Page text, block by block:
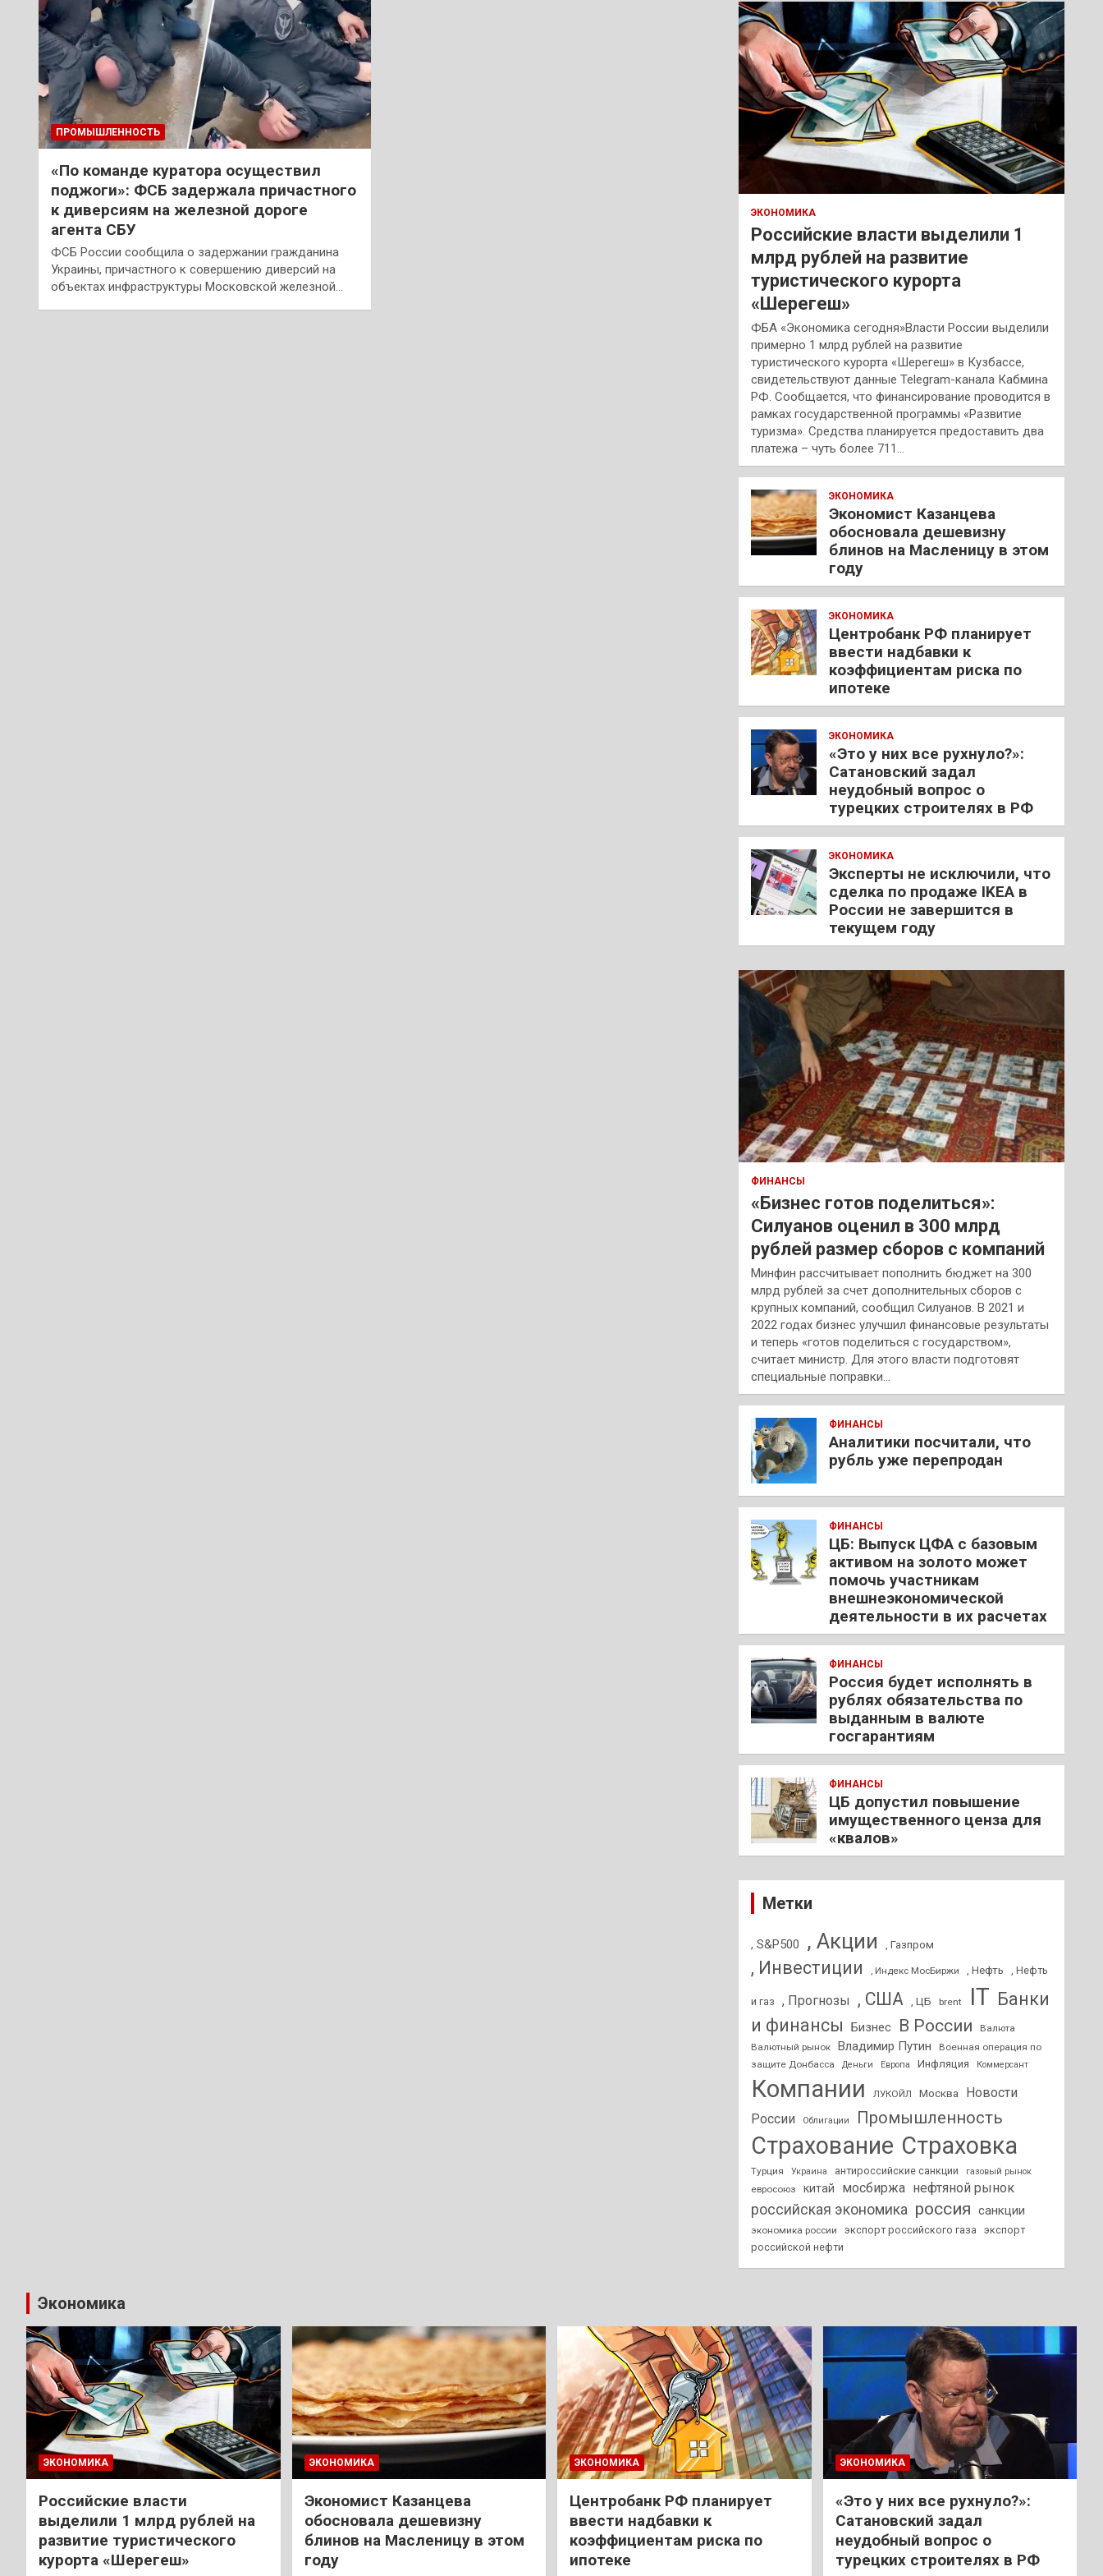
ПРОМЫШЛЕННОСТЬ
«По команде куратора осуществил
поджоги»: ФСБ задержала причастного
к диверсиям на железной дороге
агента СБУ
ФСБ России сообщила о задержании гражданина
Украины, причастного к совершению диверсий на
объектах инфраструктуры Московской железной…
к
ЭКОНОМИКА
Российские власти выделили 1
млрд рублей на развитие
туристического курорта
«Шерегеш»
ФБА «Экономика сегодня»Власти России выделили
примерно 1 млрд рублей на развитие
туристического курорта «Шерегеш» в Кузбассе,
свидетельствуют данные Telegram-канала Кабмина
РФ. Сообщается, что финансирование проводится в
рамках государственной программы «Развитие
туризма». Средства планируется предоставить два
платежа – чуть более 711…
ЭКОНОМИКА
Экономист Казанцева
обосновала дешевизну
блинов на Масленицу в этом
году
ЭКОНОМИКА
Центробанк РФ планирует
ввести надбавки к
коэффициентам риска по
ипотеке
ЭКОНОМИКА
«Это у них все рухнуло?»:
Сатановский задал
неудобный вопрос о
турецких строителях в РФ
ЭКОНОМИКА
Эксперты не исключили, что
сделка по продаже IKEA в
России не завершится в
текущем году
ФИНАНСЫ
«Бизнес готов поделиться»:
Силуанов оценил в 300 млрд
рублей размер сборов с компаний
Минфин рассчитывает пополнить бюджет на 300
млрд рублей за счет дополнительных сборов с
крупных компаний, сообщил Силуанов. В 2021 и
2022 годах бизнес улучшил финансовые результаты
и теперь «готов поделиться с государством»,
считает министр. Для этого власти подготовят
специальные поправки…
ФИНАНСЫ
Аналитики посчитали, что
рубль уже перепродан
ФИНАНСЫ
ЦБ: Выпуск ЦФА с базовым
активом на золото может
помочь участникам
внешнеэкономической
деятельности в их расчетах
ФИНАНСЫ
Россия будет исполнять в
рублях обязательства по
выданным в валюте
госгарантиям
ФИНАНСЫ
ЦБ допустил повышение
имущественного ценза для
«квалов»
Метки
, S&P500 , Акции , Газпром
, Инвестиции , Индекс МосБиржи , Нефть , Нефть
и газ , Прогнозы , США , ЦБ brent IT Банки
и финансы
Бизнес В России
Валюта
Валютный рынок
Владимир Путин
Военная операция по
защите Донбасса
Деньги Европа Инфляция Коммерсант
Компании ЛУКОЙЛ Москва
Новости
России
Облигации Промышленность
Страхование Страховка
Турция Украина антироссийские санкции газовый рынок
евросоюз китай мосбиржа нефтяной рынок
российская экономика россия санкции
экономика россии экспорт российского газа
экспорт
российской нефти
Экономика
ЭКОНОМИКА
Российские власти
выделили 1 млрд рублей на
развитие туристического
курорта «Шерегеш»
ЭКОНОМИКА
Экономист Казанцева
обосновала дешевизну
блинов на Масленицу в этом
году
ЭКОНОМИКА
Центробанк РФ планирует
ввести надбавки к
коэффициентам риска по
ипотеке
ЭКОНОМИКА
«Это у них все рухнуло?»:
Сатановский задал
неудобный вопрос о
турецких строителях в РФ